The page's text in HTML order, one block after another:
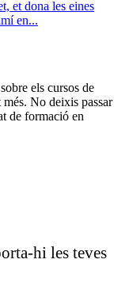
et dona les eines
en...
els cursos de
No deixis passar
de formació en
hi les teves